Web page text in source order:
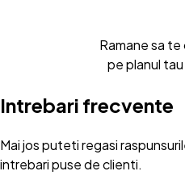
Ramane sa
pe planul
Intrebari frecvente
Mai jos puteti regasi
intrebari puse de clienti.